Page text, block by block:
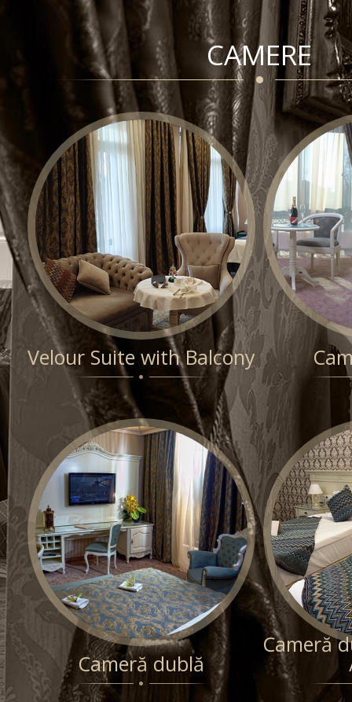
CAMERE
Velour Suite with Balcony
Cameră dublă
Cameră